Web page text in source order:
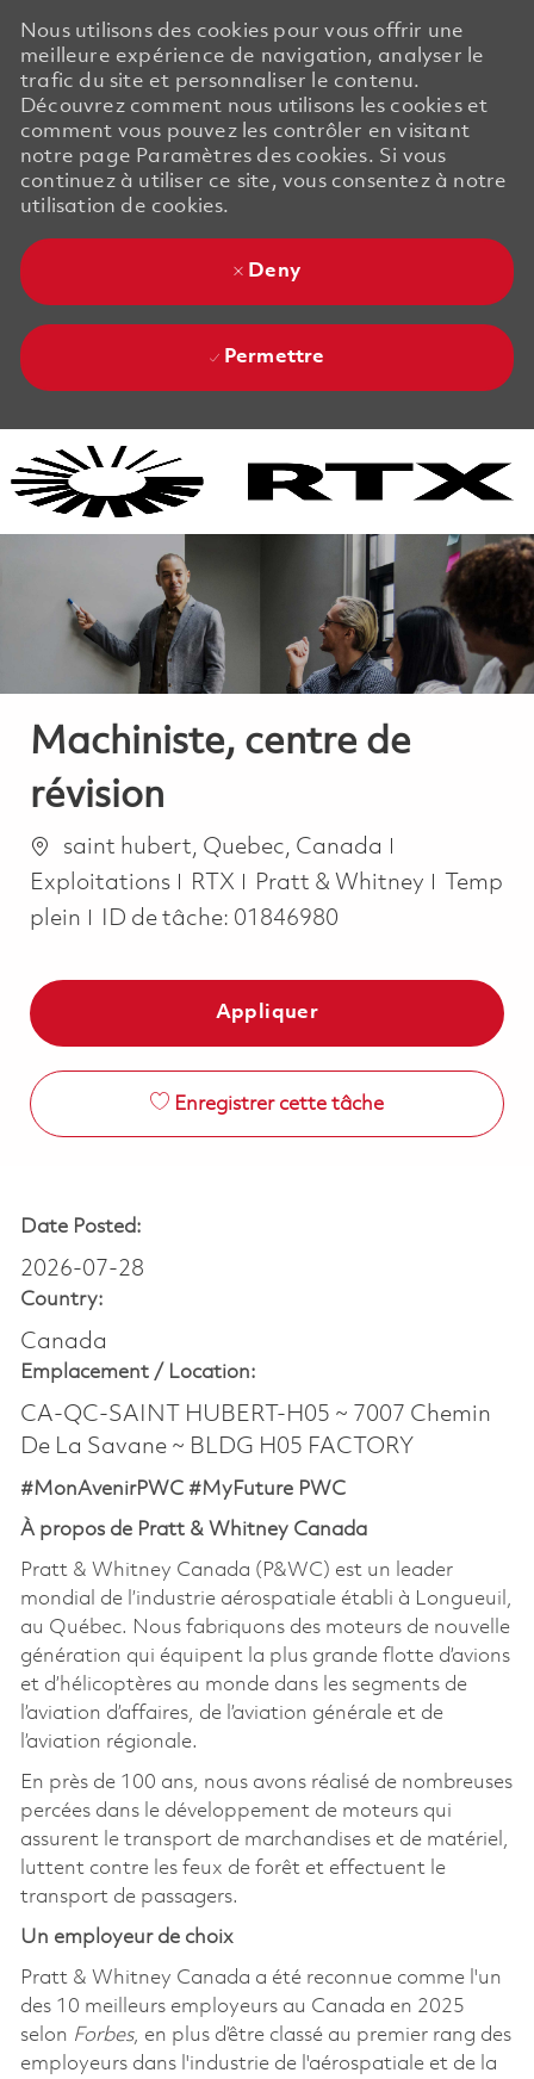
Nous utilisons des cookies pour vous offrir une
meilleure expérience de navigation, analyser le
trafic du site et personnaliser le contenu.
Découvrez comment nous utilisons les cookies et
comment vous pouvez les contrôler en visitant
notre page Paramètres des cookies. Si vous
continuez à utiliser ce site, vous consentez à notre
utilisation de cookies.
Deny
Permettre
Machiniste, centre de
révision
Emplacement
saint hubert, Quebec, Canada
Exploitations
RTX Pratt & Whitney Job
Temp
plein
ID de tâche: 01846980
Appliquer
Enregistrer cette tâche
Date Posted:
2026-07-28
Country:
Canada
Emplacement / Location:
CA-QC-SAINT HUBERT-H05 ~ 7007 Chemin
De La Savane ~ BLDG H05 FACTORY
#MonAvenirPWC #MyFuture PWC
À propos de Pratt & Whitney Canada
Pratt & Whitney Canada (P&WC) est un leader
mondial de l’industrie aérospatiale établi à Longueuil,
au Québec. Nous fabriquons des moteurs de nouvelle
génération qui équipent la plus grande flotte d’avions
et d’hélicoptères au monde dans les segments de
l’aviation d’affaires, de l’aviation générale et de
l’aviation régionale.
En près de 100 ans, nous avons réalisé de nombreuses
percées dans le développement de moteurs qui
assurent le transport de marchandises et de matériel,
luttent contre les feux de forêt et effectuent le
transport de passagers.
Un employeur de choix
Pratt & Whitney Canada a été reconnue comme l'un
des 10 meilleurs employeurs au Canada en 2025
selon Forbes, en plus d’être classé au premier rang des
employeurs dans l'industrie de l'aérospatiale et de la